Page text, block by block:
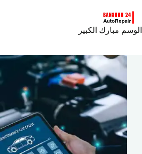
إلى
المحتوى
الوسم مبارك الكبير